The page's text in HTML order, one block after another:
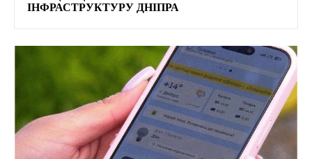
ІНФРАСТРУКТУРУ ДНІПРА